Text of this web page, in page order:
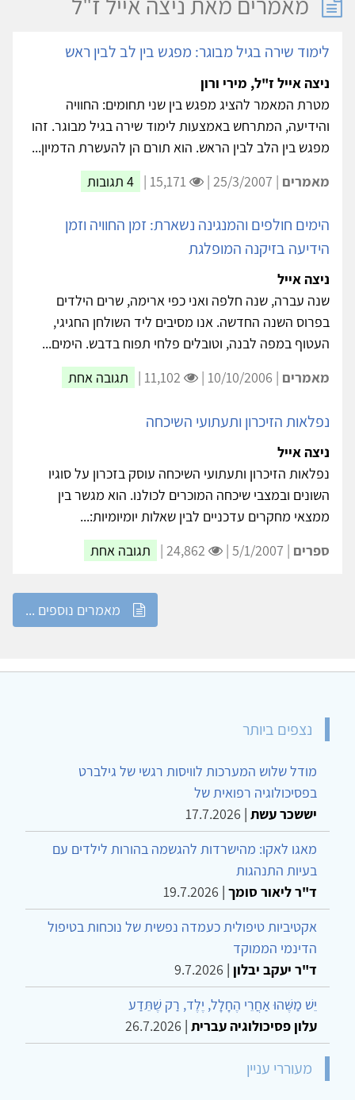
לימוד שירה בגיל מבוגר: מפגש בין לב לבין ראש
ניצה אייל ז"ל, מירי ורון
מטרת המאמר להציג מפגש בין שני תחומים: החוויה
והידיעה, המתרחש באמצעות לימוד שירה בגיל מבוגר. זהו
מפגש בין הלב לבין הראש. הוא תורם הן להעשרת הדמיון...
מאמרים | 25/3/2007 | 4 תגובות
הימים חולפים והמנגינה נשארת: זמן החוויה וזמן
הידיעה בזיקנה המופלגת
ניצה אייל
שנה עברה, שנה חלפה ואני כפי ארימה, שרים הילדים
בפרוס השנה החדשה. אנו מסיבים ליד השולחן החגיגי,
העטוף במפה לבנה, וטובלים פלחי תפוח בדבש. הימים...
מאמרים | 10/10/2006 | תגובה אחת
נפלאות הזיכרון ותעתועי השיכחה
ניצה אייל
נפלאות הזיכרון ותעתועי השיכחה עוסק בזכרון על סוגיו
השונים ובמצבי שיכחה המוכרים לכולנו. הוא מגשר בין
ממצאי מחקרים עדכניים לבין שאלות יומיומיות:...
ספרים | 5/1/2007 | תגובה אחת
מאמרים נוספים ...
נצפים ביותר
מודל שלוש המערכות לוויסות רגשי של גילברט
בפסיכולוגיה רפואית של
יששכר עשת |
17.7.2026
מאגו לאקו: מהישרדות להגשמה בהורות לילדים עם
בעיות התנהגות
ד"ר ליאור סומך |
19.7.2026
אקטיביות טיפולית כעמדה נפשית של נוכחות בטיפול
הדינמי הממוקד
ד"ר יעקב יבלון |
9.7.2026
יֵשׁ מַשֶּׁהוּ אַחֲרֵי הֶחָלָל, יֶלֶד, רַק שֶׁתֵּדַע
עלון פסיכולוגיה עברית |
26.7.2026
מעוררי עניין